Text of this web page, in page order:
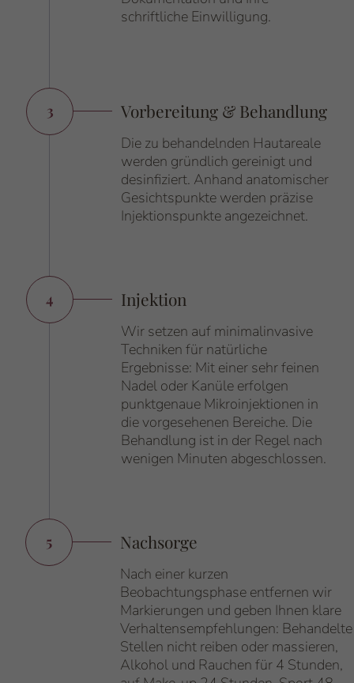
schriftliche Einwilligung.
Nummer:
3 Vorbereitung & Behandlung
Die zu behandelnden Hautareale
werden gründlich gereinigt und
desinfiziert. Anhand anatomischer
Gesichtspunkte werden präzise
Injektionspunkte angezeichnet.
Nummer:
4 Injektion
Wir setzen auf minimalinvasive
Techniken für natürliche
Ergebnisse: Mit einer sehr feinen
Nadel oder Kanüle erfolgen
punktgenaue Mikroinjektionen in
die vorgesehenen Bereiche. Die
Behandlung ist in der Regel nach
wenigen Minuten abgeschlossen.
Nummer:
5 Nachsorge
Nach einer kurzen
Beobachtungsphase entfernen wir
Markierungen und geben Ihnen klare
Verhaltensempfehlungen: Behandelte
Stellen nicht reiben oder massieren,
Alkohol und Rauchen für 4 Stunden,